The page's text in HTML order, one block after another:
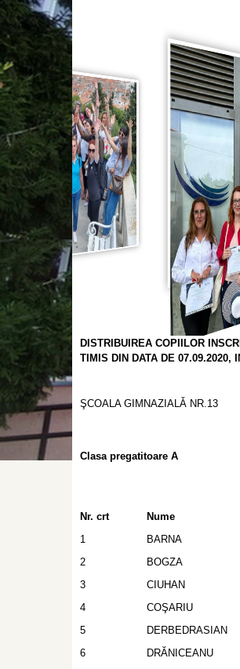
DISTRIBUIREA COPIILOR
TIMIS DIN DATA DE 07.09.2020,
ŞCOALA
Clasa pregatitoare A
Nr. crt Nume
1
BARNA
2
BOGZA
3
CIUHAN
4
COŞARIU
5
DERBEDRASIAN
6
DRĂNICEANU